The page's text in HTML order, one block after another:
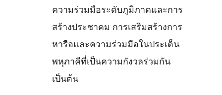
ความร่วมมือระดับภูมิภาคและการ
สร้างประชาคม การเสริมสร้างการ
หารือและความร่วมมือในประเด็น
พหุภาคีที่เป็นความกังวลร่วมกัน
เป็นต้น